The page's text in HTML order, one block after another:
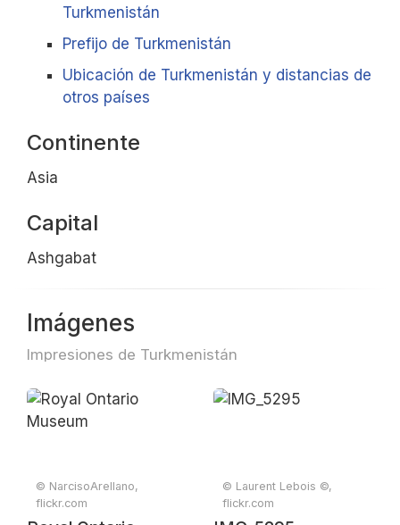
Turkmenistán
Prefijo de Turkmenistán
Ubicación de Turkmenistán y distancias de
otros países
Continente
Asia
Capital
Ashgabat
Imágenes
Impresiones de Turkmenistán
© NarcisoArellano,
flickr.com
© Laurent Lebois ©,
flickr.com